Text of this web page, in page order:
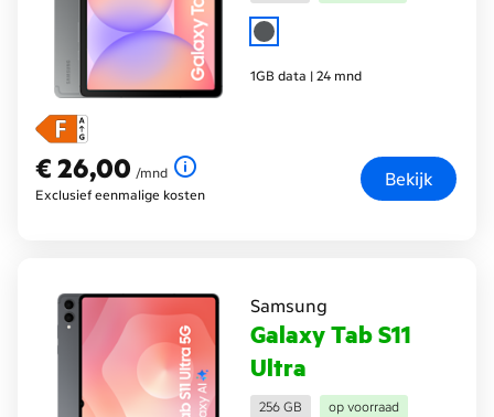
1GB data | 24 mnd
€ 26,00
€ 26,00
per maand
/mnd
Exclusief eenmalige kosten
Bekijk
Samsung
Galaxy Tab S11
Ultra
256 GB op voorraad